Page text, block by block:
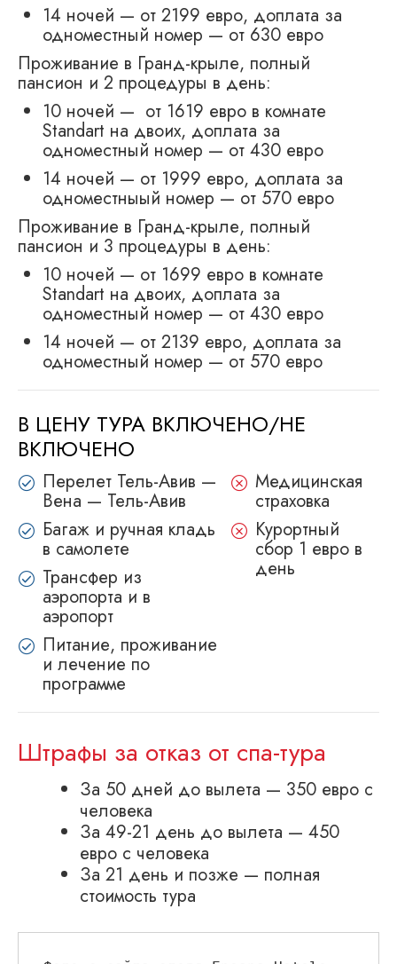
14 ночей — от 2199 евро, доплата за
одноместный номер — от 630 евро
Проживание в Гранд-крыле, полный
пансион и 2 процедуры в день:
10 ночей — от 1619 евро в комнате
Standart на двоих, доплата за
одноместный номер — от 430 евро
14 ночей — от 1999 евро, доплата за
одноместныый номер — от 570 евро
Проживание в Гранд-крыле, полный
пансион и 3 процедуры в день:
10 ночей — от 1699 евро в комнате
Standart на двоих, доплата за
одноместный номер — от 430 евро
14 ночей — от 2139 евро, доплата за
одноместный номер — от 570 евро
В ЦЕНУ ТУРА ВКЛЮЧЕНО/НЕ
ВКЛЮЧЕНО
Перелет Тель-Авив —
Вена — Тель-Авив
Багаж и ручная кладь
в самолете
Трансфер из
аэропорта и в
аэропорт
Питание, проживание
и лечение по
программе
Медицинская
страховка
Курортный
сбор 1 евро в
день
Штрафы за отказ от спа-тура
За 50 дней до вылета — 350 евро с
человека
За 49-21 день до вылета — 450
евро с человека
За 21 день и позже — полная
стоимость тура